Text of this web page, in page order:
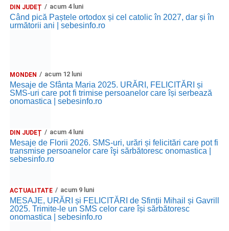
DIN JUDEȚ acum 4 luni
Când pică Paștele ortodox și cel catolic în 2027, dar și în
următorii ani | sebesinfo.ro
MONDEN acum 12 luni
Mesaje de Sfânta Maria 2025. URĂRI, FELICITĂRI și
SMS-uri care pot fi trimise persoanelor care își serbează
onomastica | sebesinfo.ro
DIN JUDEȚ acum 4 luni
Mesaje de Florii 2026. SMS-uri, urări și felicitări care pot fi
transmise persoanelor care îşi sărbătoresc onomastica |
sebesinfo.ro
ACTUALITATE acum 9 luni
MESAJE, URĂRI și FELICITĂRI de Sfinții Mihail și Gavrill
2025. Trimite-le un SMS celor care își sărbătoresc
onomastica | sebesinfo.ro